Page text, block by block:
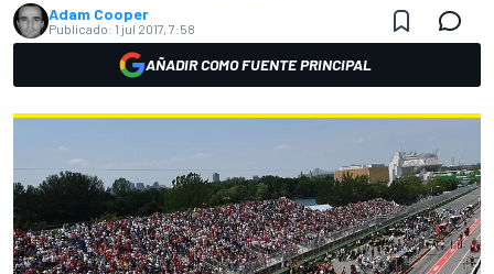
Adam Cooper
Publicado: 1 jul 2017, 7:58
AÑADIR COMO FUENTE PRINCIPAL